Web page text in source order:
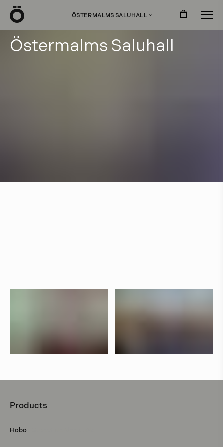
ÖSTERMALMS SALUHALL ›
Östermalms Saluhall
Products
Hobo
Ö